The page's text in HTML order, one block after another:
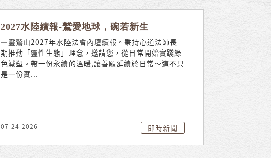
2027水陸續報-鷲愛地球，碗若新生
—靈鷲山2027年水陸法會內壇續報。秉持心道法師長
期推動「靈性生態」理念，邀請您，從日常開始實踐綠
色減塑。帶一份永續的溫暖,讓善願延續於日常〜這不只
是一份實...
07-24-2026 即時新聞